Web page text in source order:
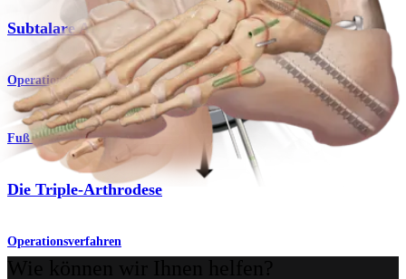
Subtalare Arthrodese (Plattfuß)
Operationsverfahren
Fuß & Sprunggelenk
Die Triple-Arthrodese
Operationsverfahren